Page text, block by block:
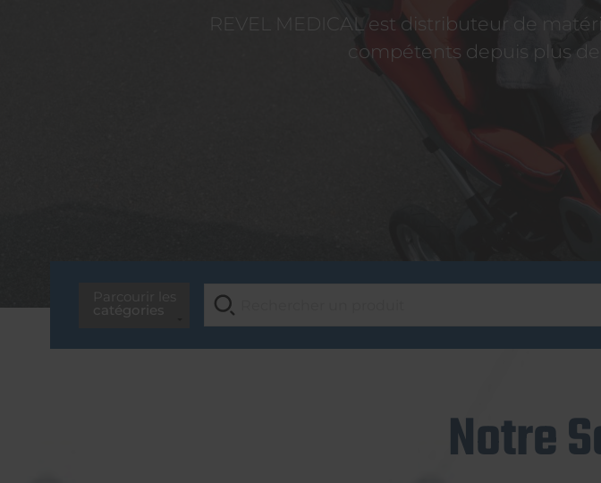
REVEL MEDICAL est distributeur de
compétents depuis plus
Notre